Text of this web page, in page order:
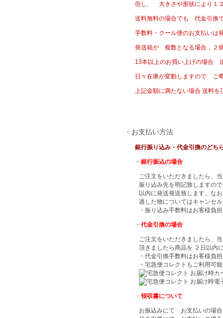
但し、 大きさや形状により１
送料無料の場合でも 代金引換
手数料・クール便のお支払いは
発送箱が 複数となる場合，２
13本以上のお買い上げの場合
日々在庫が変動しますので
上記金額に満たない場合 送料
・お支払い方法
銀行振り込み・代金引換のどち
・ 銀行振込の場合
ご注文をいただきましたら、
振り込み先を明記致しますの
以内に発送発送致します。な
過した物についてはキャンセ
・振り込み手数料はお客様負
・ 代金引換の場合
ご注文をいただきましたら、
頂きましたら商品を ２日以内
・代金引換手数料はお客様負
・宅急便コレクトもご利用可
・ 領収書について
お振込みにて お支払いの場